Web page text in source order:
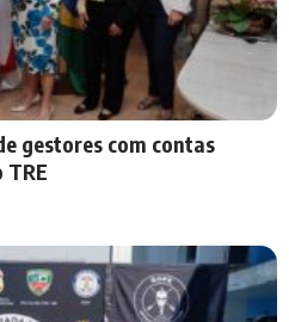
gestores com contas